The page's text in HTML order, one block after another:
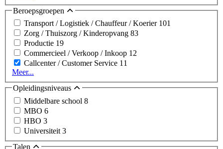
Beroepsgroepen
Transport / Logistiek / Chauffeur / Koerier 101
Zorg / Thuiszorg / Kinderopvang 83
Productie 19
Commercieel / Verkoop / Inkoop 12
Callcenter / Customer Service 11
Meer...
Opleidingsniveaus
Middelbare school 8
MBO 6
HBO 3
Universiteit 3
Talen